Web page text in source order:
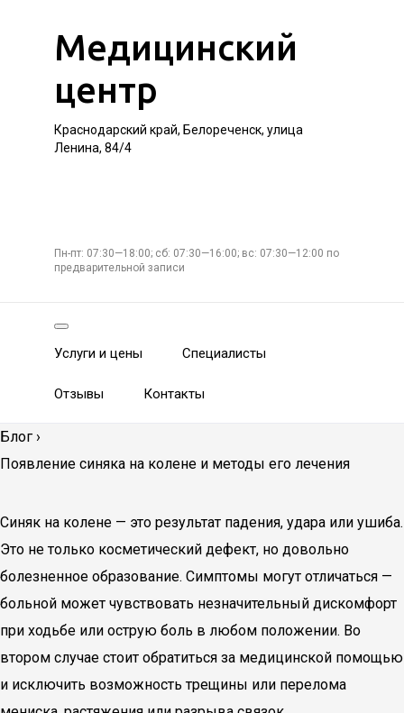
Медицинский
центр
Краснодарский край, Белореченск, улица
Ленина, 84/4
Пн-пт: 07:30—18:00; сб: 07:30—16:00; вс: 07:30—12:00 по
предварительной записи
Услуги и цены Специалисты
Отзывы Контакты
Блог ›
Появление синяка на колене и методы его лечения
Синяк на колене — это результат падения, удара или ушиба.
Это не только косметический дефект, но довольно
болезненное образование. Симптомы могут отличаться —
больной может чувствовать незначительный дискомфорт
при ходьбе или острую боль в любом положении. Во
втором случае стоит обратиться за медицинской помощью
и исключить возможность трещины или перелома